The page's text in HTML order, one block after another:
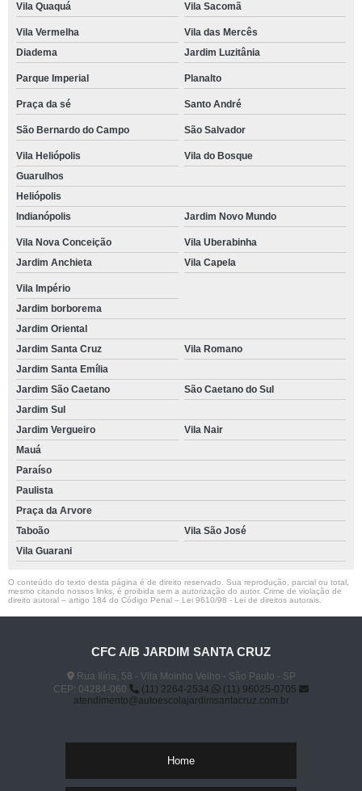
Vila Quaquá Vila Sacomã
Vila Vermelha
Vila das Mercês
Diadema
Jardim Luzitânia
Parque Imperial Planalto
Praça da sé Santo André
São Bernardo do Campo São Salvador
Vila Heliópolis
Vila do Bosque
Guarulhos
Heliópolis
Indianópolis
Jardim Novo Mundo
Vila Nova Conceição
Vila Uberabinha
Jardim Anchieta
Vila Capela
Vila Império
Jardim borborema
Jardim Oriental
Jardim Santa Cruz
Vila Romano
Jardim Santa Emília
Jardim São Caetano
São Caetano do Sul
Jardim Sul
Jardim Vergueiro
Vila Nair
Mauá
Paraíso
Paulista
Praça da Arvore
Taboão
Vila São José
Vila Guarani
O conteúdo do texto desta página é de direito reservado. Sua reprodução, parcial ou total,
mesmo citando nossos links, é proibida sem a autorização do autor. Crime de violação de
direito autoral – artigo 184 do Código Penal – Lei 9610/98 - Lei de direitos autorais
CFC A/B JARDIM SANTA CRUZ
Rua Ilíria, 58 - Vila Moinho Velho - São Paulo - SP
CEP: 04284-060
(11) 2264-2534
(11) 96025-0705
atendimento@autoescolajardimsantacruz.com.br
Home